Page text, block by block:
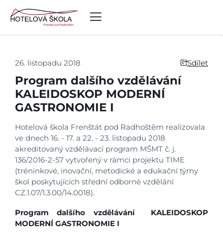
26. listopadu 2018 Sdílet
Program dalšího vzdělávání
KALEIDOSKOP MODERNÍ
GASTRONOMIE I
Hotelová škola Frenštát pod Radhoštěm realizovala
ve dnech 16. - 17. a 22. - 23. listopadu 2018
akreditovaný vzdělávací program MŠMT č. j.
136/2016-2-57 vytvořený v rámci projektu TIME
(tréninkové, inovační, metodické a edukační týmy
škol poskytujících střední odborné vzdělání
CZ.1.07/1.3.00/14.0018).
Program dalšího vzdělávání KALEIDOSKOP
MODERNÍ GASTRONOMIE I